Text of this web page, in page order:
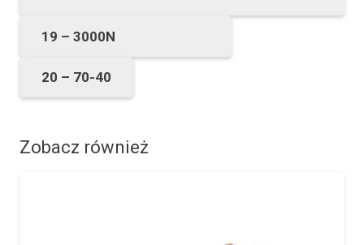
19 – 3000N
20 – 70-40
Zobacz również